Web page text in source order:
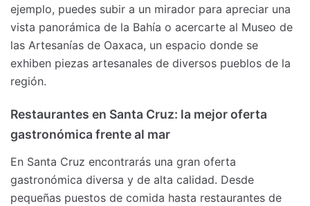
ejemplo, puedes subir a un mirador para apreciar una
vista panorámica de la Bahía o acercarte al Museo de
las Artesanías de Oaxaca, un espacio donde se
exhiben piezas artesanales de diversos pueblos de la
región.
Restaurantes en Santa Cruz: la mejor oferta
gastronómica frente al mar
En Santa Cruz encontrarás una gran oferta
gastronómica diversa y de alta calidad. Desde
pequeñas puestos de comida hasta restaurantes de